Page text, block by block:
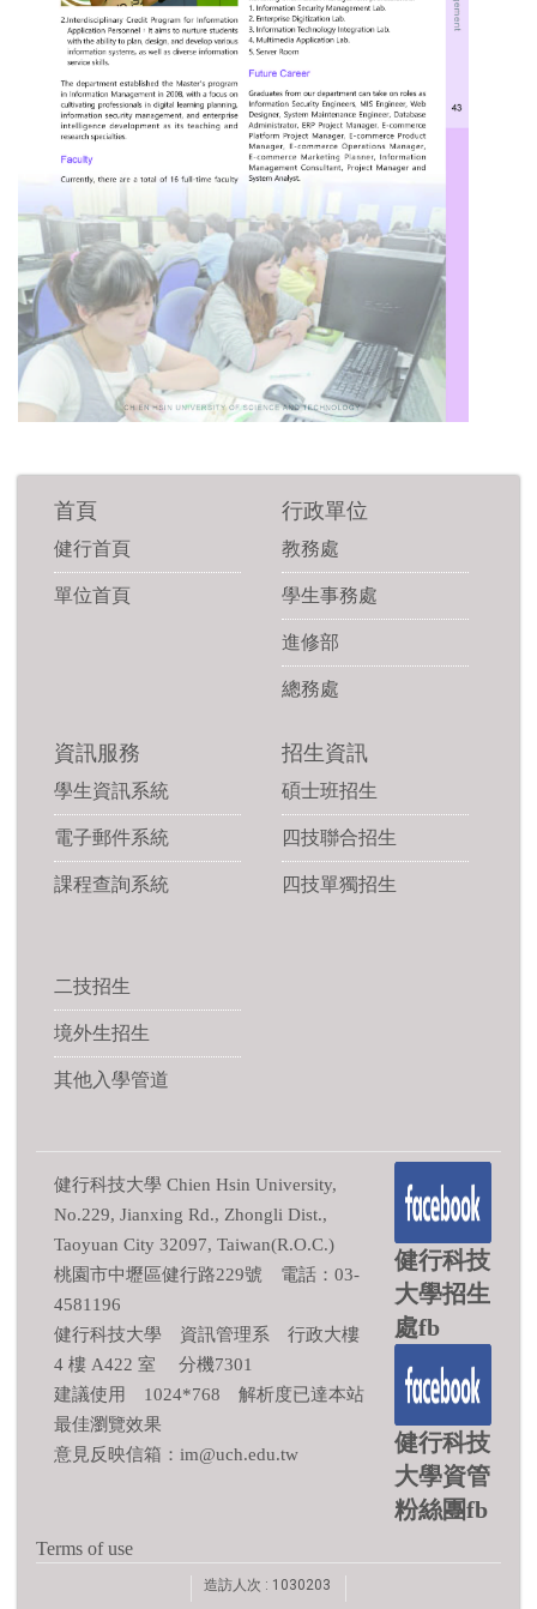
首頁
健行首頁
單位首頁
行政單位
教務處
學生事務處
進修部
總務處
資訊服務
學生資訊系統
電子郵件系統
課程查詢系統
招生資訊
碩士班招生
四技聯合招生
四技單獨招生
二技招生
境外生招生
其他入學管道
健行科技大學 Chien Hsin University,
No.229, Jianxing Rd., Zhongli Dist.,
Taoyuan City 32097, Taiwan(R.O.C.)
桃園市中壢區健行路229號 電話：03-
4581196
健行科技大學 資訊管理系 行政大樓
4 樓 A422 室 分機7301
建議使用 1024*768 解析度已達本站
最佳瀏覽效果
意見反映信箱：im@uch.edu.tw
健行科技
大學招生
處fb
健行科技
大學資管
粉絲團fb
Terms of use
造訪人次 : 1030203